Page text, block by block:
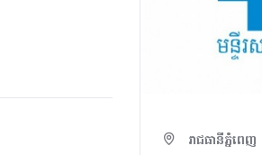
រាជធានីភ្នំពេញ